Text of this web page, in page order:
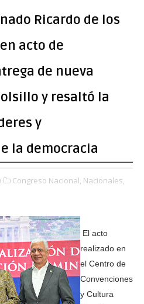
Ricardo de los
acto de
de nueva
y resaltó la
y
la democracia
Congreso Nacional, Nacionales,
El acto
realizado en
el Centro de
Convenciones
y Cultura